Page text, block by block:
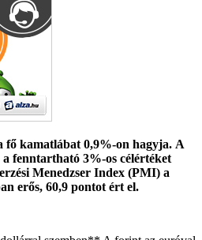
kamatlábat 0,9%-on hagyja. A
fenntartható 3%-os célértéket
Menedzser Index (PMI) a
erős, 60,9 pontot ért el.